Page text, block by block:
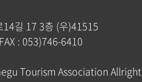
14길 17 3층 (우)41515
: 053)746-6410
Tourism Association